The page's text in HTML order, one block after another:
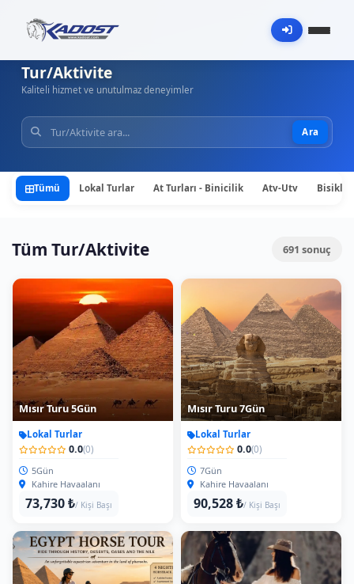
Tur/Aktivite
Kaliteli hizmet ve unutulmaz deneyimler
Ara
Tümü Lokal Turlar At Turları - Binicilik Atv-Utv Bisiklet
Tüm Tur/Aktivite 691 sonuç
Mısır Turu 5Gün
Lokal Turlar
0.0(0)
5Gün
Kahire Havaalanı
73,730 ₺/ Kişi Başı
Mısır Turu 7Gün
Lokal Turlar
0.0(0)
7Gün
Kahire Havaalanı
90,528 ₺/ Kişi Başı